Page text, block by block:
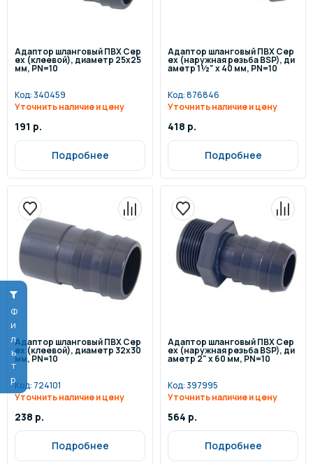
Фильтр
Адаптор шланговый ПВХ Cep
ex (клеевой), диаметр 25x25
мм, PN=10
Код:340459
Уточнить наличие и цену
191 р.
Подробнее
Адаптор шланговый ПВХ Cep
ex (наружная резьба BSP), ди
аметр 1½" x 40 мм, PN=10
Код:876846
Уточнить наличие и цену
418 р.
Подробнее
Адаптор шланговый ПВХ Cep
ex (клеевой), диаметр 32x30
мм, PN=10
Код: 724101
Уточнить наличие и цену
238 р.
Подробнее
Адаптор шланговый ПВХ Cep
ex (наружная резьба BSP), ди
аметр 2" x 60 мм, PN=10
Код:397995
Уточнить наличие и цену
564 р.
Подробнее